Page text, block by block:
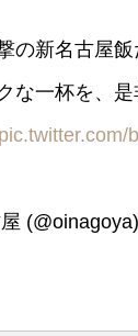
の新名古屋飯
な一杯を、
pic.twitter.com/
(@oinagoya)